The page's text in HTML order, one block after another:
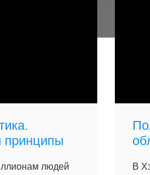
принципы
людей
В